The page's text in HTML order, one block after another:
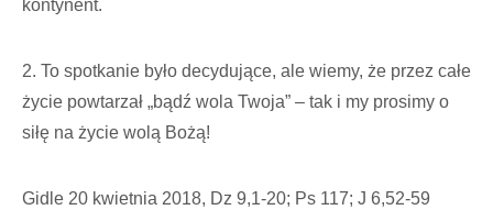
kontynent.
2. To spotkanie było decydujące, ale wiemy, że przez całe
życie powtarzał „bądź wola Twoja” – tak i my prosimy o
siłę na życie wolą Bożą!
Gidle 20 kwietnia 2018, Dz 9,1-20; Ps 117; J 6,52-59